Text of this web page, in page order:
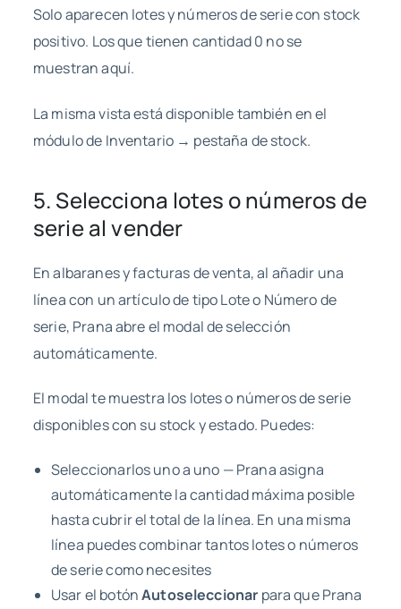
Solo aparecen lotes y números de serie con stock
positivo. Los que tienen cantidad 0 no se
muestran aquí.
La misma vista está disponible también en el
módulo de Inventario → pestaña de stock.
5. Selecciona lotes o números de
serie al vender
En albaranes y facturas de venta, al añadir una
línea con un artículo de tipo Lote o Número de
serie, Prana abre el modal de selección
automáticamente.
El modal te muestra los lotes o números de serie
disponibles con su stock y estado. Puedes:
Seleccionarlos uno a uno — Prana asigna
automáticamente la cantidad máxima posible
hasta cubrir el total de la línea. En una misma
línea puedes combinar tantos lotes o números
de serie como necesites
Usar el botónAutoseleccionar para que Prana